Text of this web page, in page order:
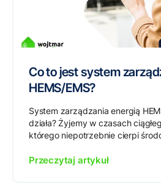
Co to jest system
HEMS/EMS?
System zarządzania energią
działa? Żyjemy w czasach
którego niepotrzebnie cierpi
Przeczytaj artykuł